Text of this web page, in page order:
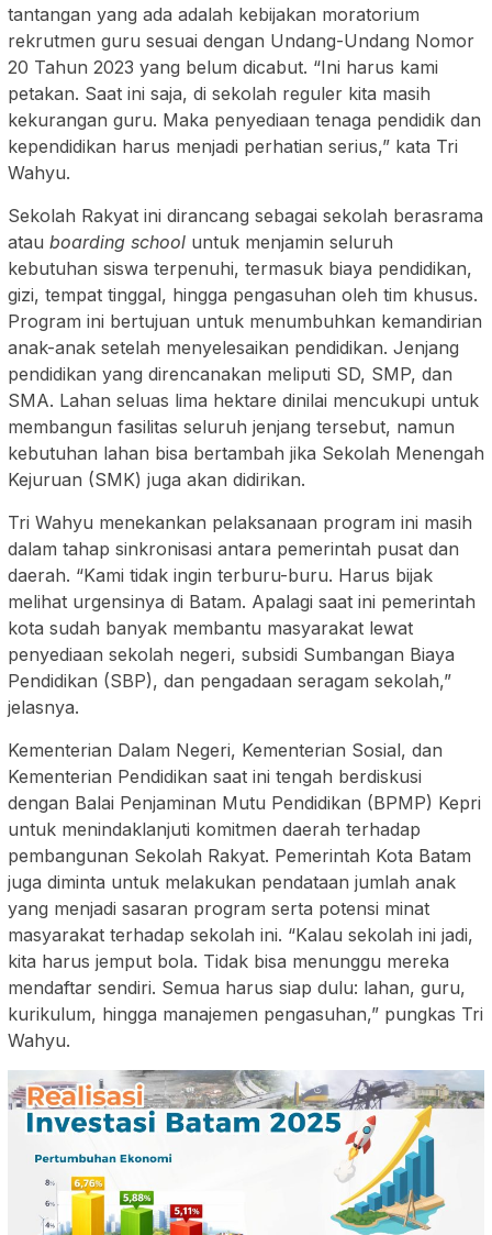
tantangan yang ada adalah kebijakan moratorium
rekrutmen guru sesuai dengan Undang-Undang Nomor
20 Tahun 2023 yang belum dicabut. “Ini harus kami
petakan. Saat ini saja, di sekolah reguler kita masih
kekurangan guru. Maka penyediaan tenaga pendidik dan
kependidikan harus menjadi perhatian serius,” kata Tri
Wahyu.
Sekolah Rakyat ini dirancang sebagai sekolah berasrama
atau boarding school untuk menjamin seluruh
kebutuhan siswa terpenuhi, termasuk biaya pendidikan,
gizi, tempat tinggal, hingga pengasuhan oleh tim khusus.
Program ini bertujuan untuk menumbuhkan kemandirian
anak-anak setelah menyelesaikan pendidikan. Jenjang
pendidikan yang direncanakan meliputi SD, SMP, dan
SMA. Lahan seluas lima hektare dinilai mencukupi untuk
membangun fasilitas seluruh jenjang tersebut, namun
kebutuhan lahan bisa bertambah jika Sekolah Menengah
Kejuruan (SMK) juga akan didirikan.
Tri Wahyu menekankan pelaksanaan program ini masih
dalam tahap sinkronisasi antara pemerintah pusat dan
daerah. “Kami tidak ingin terburu-buru. Harus bijak
melihat urgensinya di Batam. Apalagi saat ini pemerintah
kota sudah banyak membantu masyarakat lewat
penyediaan sekolah negeri, subsidi Sumbangan Biaya
Pendidikan (SBP), dan pengadaan seragam sekolah,”
jelasnya.
Kementerian Dalam Negeri, Kementerian Sosial, dan
Kementerian Pendidikan saat ini tengah berdiskusi
dengan Balai Penjaminan Mutu Pendidikan (BPMP) Kepri
untuk menindaklanjuti komitmen daerah terhadap
pembangunan Sekolah Rakyat. Pemerintah Kota Batam
juga diminta untuk melakukan pendataan jumlah anak
yang menjadi sasaran program serta potensi minat
masyarakat terhadap sekolah ini. “Kalau sekolah ini jadi,
kita harus jemput bola. Tidak bisa menunggu mereka
mendaftar sendiri. Semua harus siap dulu: lahan, guru,
kurikulum, hingga manajemen pengasuhan,” pungkas Tri
Wahyu.